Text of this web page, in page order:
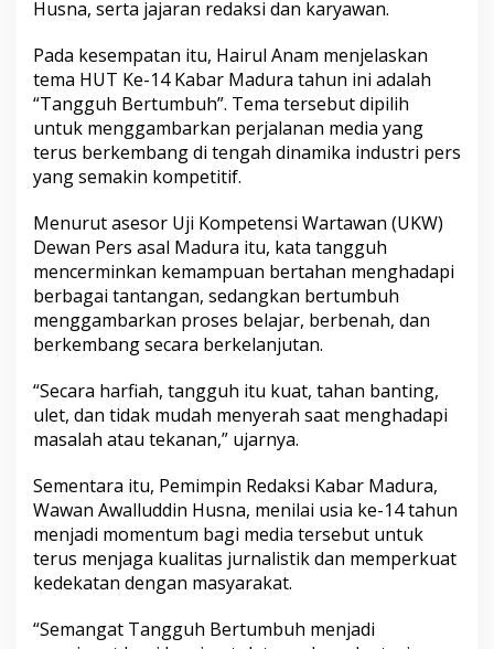
Husna, serta jajaran redaksi dan karyawan.
Pada kesempatan itu, Hairul Anam menjelaskan
tema HUT Ke-14 Kabar Madura tahun ini adalah
“Tangguh Bertumbuh”. Tema tersebut dipilih
untuk menggambarkan perjalanan media yang
terus berkembang di tengah dinamika industri pers
yang semakin kompetitif.
Menurut asesor Uji Kompetensi Wartawan (UKW)
Dewan Pers asal Madura itu, kata tangguh
mencerminkan kemampuan bertahan menghadapi
berbagai tantangan, sedangkan bertumbuh
menggambarkan proses belajar, berbenah, dan
berkembang secara berkelanjutan.
“Secara harfiah, tangguh itu kuat, tahan banting,
ulet, dan tidak mudah menyerah saat menghadapi
masalah atau tekanan,” ujarnya.
Sementara itu, Pemimpin Redaksi Kabar Madura,
Wawan Awalluddin Husna, menilai usia ke-14 tahun
menjadi momentum bagi media tersebut untuk
terus menjaga kualitas jurnalistik dan memperkuat
kedekatan dengan masyarakat.
“Semangat Tangguh Bertumbuh menjadi